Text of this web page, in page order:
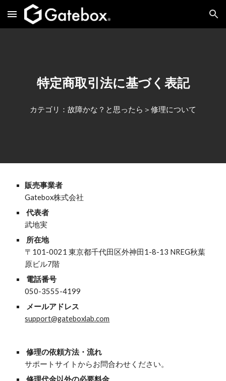
Skip to main content Skip to navigation
特定商取引法に基づく表記
カテゴリ：故障かな？と思ったら＞修理について
販売事業者
Gatebox株式会社
代表者
武地実
所在地
〒101-0021 東京都千代田区外神田1-8-13 NREG秋葉
原ビル7階
電話番号
050-3555-4199
メールアドレス
support@gateboxlab.com
修理の依頼方法・流れ
サポートサイトからお問合わせください。
修理代金以外の必要料金